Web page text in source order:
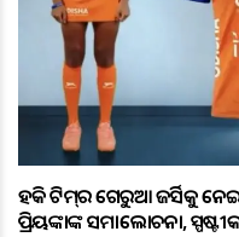
ହକି ଟିମ୍‌ର ଗେରୁଆ ଜର୍ସିକୁ ନେଇ
ପ୍ରିୟଙ୍କାଙ୍କ ସମାଲୋଚନା,